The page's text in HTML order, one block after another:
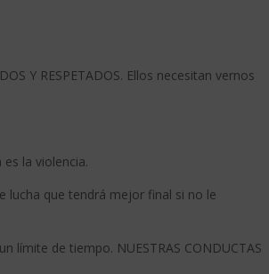
Y RESPETADOS. Ellos necesitan vernos
es la violencia.
lucha que tendrá mejor final si no le
límite de tiempo. NUESTRAS CONDUCTAS